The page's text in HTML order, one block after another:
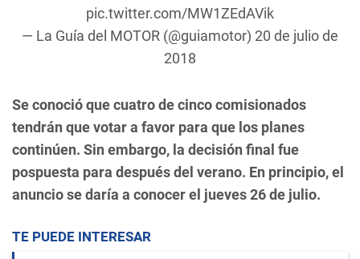
pic.twitter.com/MW1ZEdAVik
— La Guía del MOTOR (@guiamotor) 20 de julio de
2018
Se conoció que cuatro de cinco comisionados
tendrán que votar a favor para que los planes
continúen. Sin embargo, la decisión final fue
pospuesta para después del verano. En principio, el
anuncio se daría a conocer el jueves 26 de julio.
TE PUEDE INTERESAR